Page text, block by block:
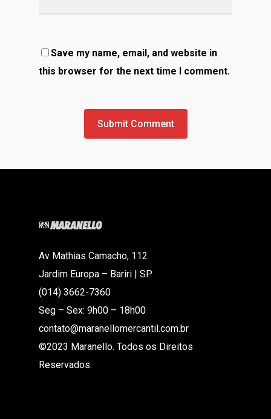
Save my name, email, and website in
this browser for the next time I comment.
Av Mathias Camacho, 112
Jardim Europa – Bariri | SP
(014) 3662-7360
Seg – Sex: 9h00 – 18h00
contato@maranellomercantil.com.br
©2023 Maranello. Todos os Direitos
Reservados.